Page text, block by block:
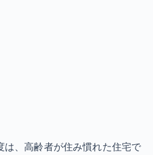
は、高齢者が住み慣れた住宅で